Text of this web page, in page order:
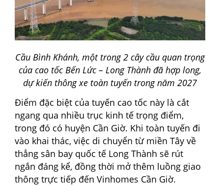
Cầu Bình Khánh, một trong 2 cây cầu quan trọng
của cao tốc Bến Lức – Long Thành đã hợp long,
dự kiến thông xe toàn tuyến trong năm 2027
Điểm đặc biệt của tuyến cao tốc này là cắt
ngang qua nhiều trục kinh tế trọng điểm,
trong đó có huyện Cần Giờ. Khi toàn tuyến đi
vào khai thác, việc di chuyển từ miền Tây về
thẳng sân bay quốc tế Long Thành sẽ rút
ngắn đáng kể, đồng thời mở thêm luồng giao
thông trực tiếp đến Vinhomes Cần Giờ.